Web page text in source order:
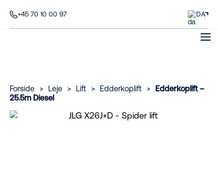
+45 70 10 00 97 DA
Forside > Leje > Lift > Edderkoplift >
Edderkoplift –
25.5m Diesel